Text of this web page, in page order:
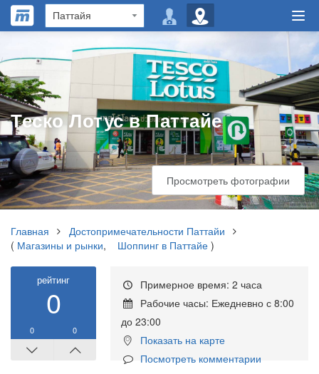
Теско Лотус в Паттайе
Просмотреть фотографии
Главная
Достопримечательности Паттайи
( Магазины и рынки, Шоппинг в Паттайе )
рейтинг
0
0 0
Примерное время: 2 часа
Рабочие часы: Ежедневно с 8:00
до 23:00
Показать на карте
Посмотреть комментарии